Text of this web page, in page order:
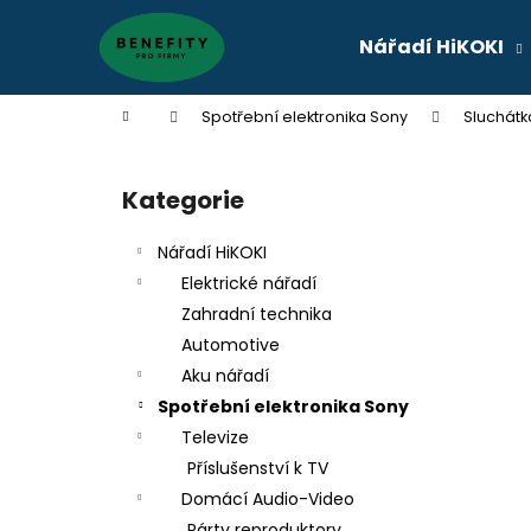
Nářadí HiKOKI
Domů Spotřební elektronika Sony
Přeskočit
kategorie
Kategorie
Nářadí HiKOKI
Elektrické nářadí
Zahradní technika
Automotive
Aku nářadí
Spotřební elektronika Sony
Televize
Příslušenství k TV
Domácí Audio-Video
í
Zpět
do
Zpět
do